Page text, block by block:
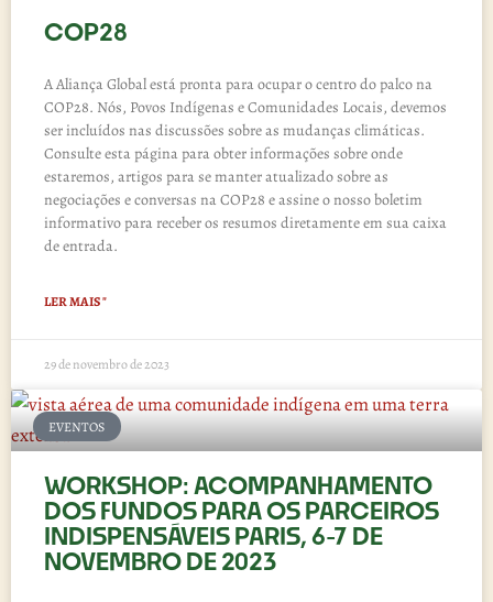
COP28
A Aliança Global está pronta para ocupar o centro do palco na
COP28. Nós, Povos Indígenas e Comunidades Locais, devemos
ser incluídos nas discussões sobre as mudanças climáticas.
Consulte esta página para obter informações sobre onde
estaremos, artigos para se manter atualizado sobre as
negociações e conversas na COP28 e assine o nosso boletim
informativo para receber os resumos diretamente em sua caixa
de entrada.
LER MAIS "
29 de novembro de 2023
EVENTOS
WORKSHOP: ACOMPANHAMENTO
DOS FUNDOS PARA OS PARCEIROS
INDISPENSÁVEIS PARIS, 6-7 DE
NOVEMBRO DE 2023